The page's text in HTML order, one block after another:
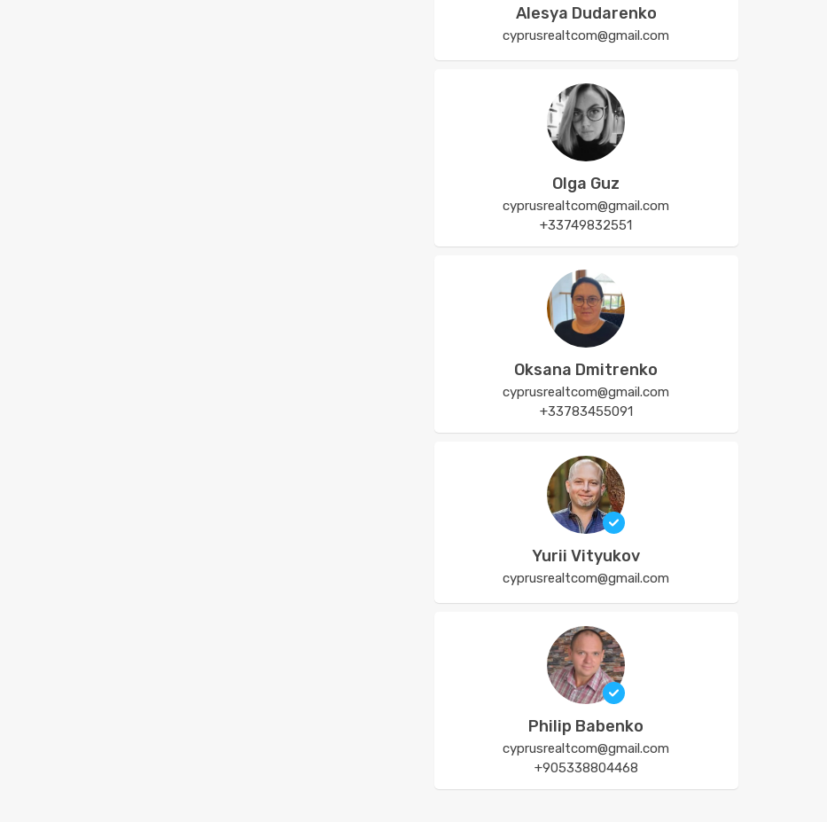
Alesya Dudarenko
cyprusrealtcom@gmail.com
Olga Guz
cyprusrealtcom@gmail.com
+33749832551
Oksana Dmitrenko
cyprusrealtcom@gmail.com
+33783455091
Yurii Vityukov
cyprusrealtcom@gmail.com
Philip Babenko
cyprusrealtcom@gmail.com
+905338804468